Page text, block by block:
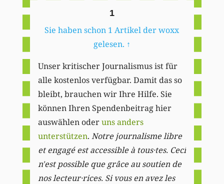
1
Sie haben schon 1 Artikel der woxx
gelesen. ↑
Unser kritischer Journalismus ist für
alle kostenlos verfügbar. Damit das so
bleibt, brauchen wir Ihre Hilfe. Sie
können Ihren Spendenbeitrag hier
auswählen oderuns anders
unterstützen. Notre journalisme libre
et engagé est accessible à tous·tes. Ceci
n'est possible que grâce au soutien de
nos lecteur·rices. Si vous en avez les